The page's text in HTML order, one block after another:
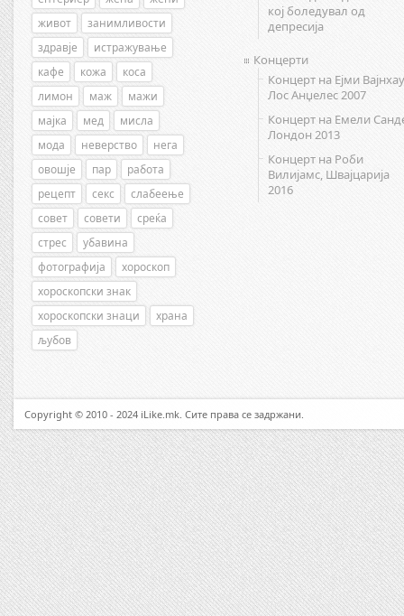
живот
занимливости
здравје
истражување
кафе
кожа
коса
лимон
маж
мажи
мајка
мед
мисла
мода
неверство
нега
овошје
пар
работа
рецепт
секс
слабеење
совет
совети
среќа
стрес
убавина
фотографија
хороскоп
хороскопски знак
хороскопски знаци
храна
љубов
кој боледувал од
депресија
Концерти
Концерт на Ејми
Лос Анџелес 2007
Концерт на Емели
Лондон 2013
Концерт на Роби
Вилијамс, Швајцарија
2016
Copyright © 2010 - 2024 iLike.mk. Сите права се задржани.